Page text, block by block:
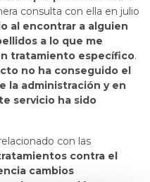
consulta con ella en julio
al encontrar a alguien
a lo que me
tratamiento específico.
no ha conseguido el
la administración y en
servicio ha sido
con las
contra el
cambios